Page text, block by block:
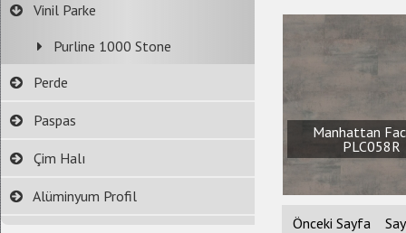
Vinil Parke
Purline 1000 Stone
Perde
Paspas
Çim Halı
Alüminyum Profil
Manhattan
PLC058R
Önceki Sayfa